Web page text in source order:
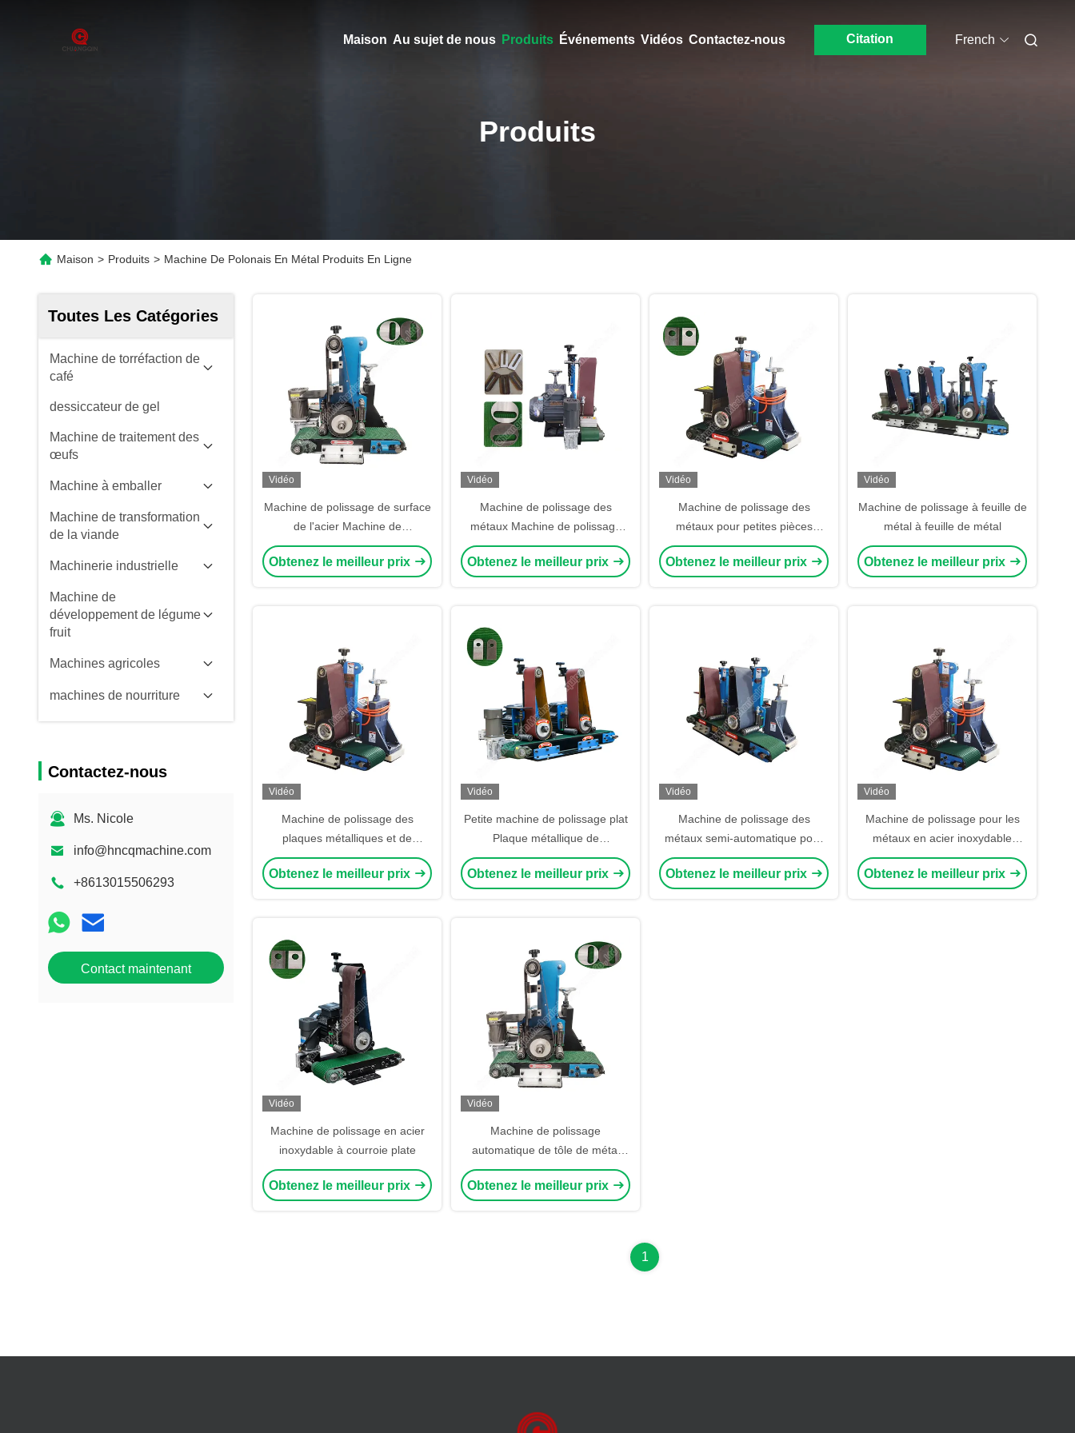
Maison Au sujet de nous Produits Événements Vidéos Contactez-nous Citation French
Produits
Maison > Produits > Machine De Polonais En Métal Produits En Ligne
Toutes Les Catégories
Machine de torréfaction de
café
dessiccateur de gel
Machine de traitement des
œufs
Machine à emballer
Machine de transformation
de la viande
Machinerie industrielle
Machine de
développement de légume
fruit
Machines agricoles
machines de nourriture
Contactez-nous
Ms. Nicole
info@hncqmachine.com
+8613015506293
Contact maintenant
Vidéo
Machine de polissage de surface
de l'acier Machine de
débroussaillage de la ceinture de
surface pour la tôle plate
Obtenez le meilleur prix
Vidéo
Machine de polissage des
métaux Machine de polissage
des métaux Pour les machines
de déburaion des métaux
Obtenez le meilleur prix
Vidéo
Machine de polissage des
métaux pour petites pièces
Machine de polissage des
surfaces plates de métaux
Obtenez le meilleur prix
Vidéo
Machine de polissage à feuille de
métal à feuille de métal
Obtenez le meilleur prix
Vidéo
Machine de polissage des
plaques métalliques et de
polissage du sable pour le métal
Obtenez le meilleur prix
Vidéo
Petite machine de polissage plat
Plaque métallique de
débroussaillage Machine de
débroussaillage Plaque
Obtenez le meilleur prix
Vidéo
Machine de polissage des
métaux semi-automatique pour
le débroussaillage de tôles et de
bords de tôles
Obtenez le meilleur prix
Vidéo
Machine de polissage pour les
métaux en acier inoxydable
Surface de tôle métallique
Plaque d'acier au carbone
Obtenez le meilleur prix
Vidéo
Machine de polissage en acier
inoxydable à courroie plate
Obtenez le meilleur prix
Vidéo
Machine de polissage
automatique de tôle de métal
Débroussailleur de sable
Polissage de tôle d'acier
Obtenez le meilleur prix
1